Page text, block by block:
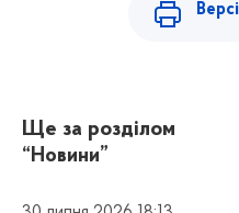
Ще за розділом
“Новини”